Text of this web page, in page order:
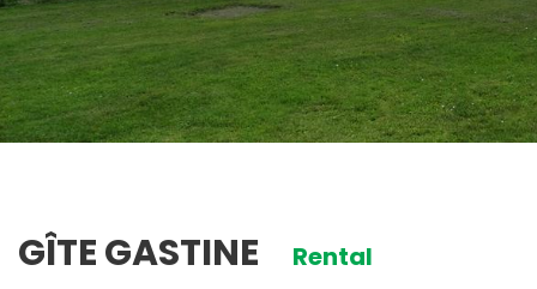
GÎTE GASTINE
Rental